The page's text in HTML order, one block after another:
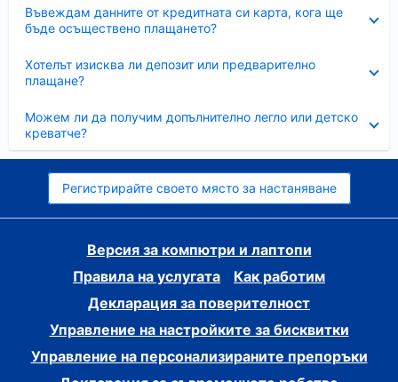
Въвеждам данните от кредитната си карта, кога ще
бъде осъществено плащането?
Хотелът изисква ли депозит или предварително
плащане?
Можем ли да получим допълнително легло или детско
креватче?
Регистрирайте своето място за настаняване
Версия за компютри и лаптопи
Правила на услугата
Как работим
Декларация за поверителност
Управление на настройките за бисквитки
Управление на персонализираните препоръки